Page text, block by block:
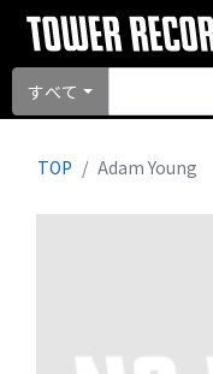
すべて
TOP Adam Young